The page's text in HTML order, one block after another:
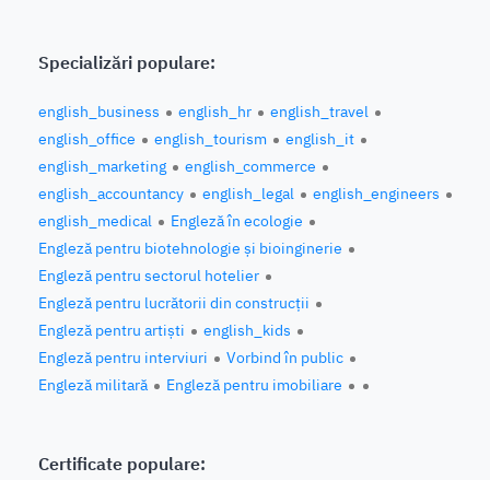
Specializări populare:
english_business english_hr
english_travel
english_office
english_tourism
english_it
english_marketing
english_commerce
english_accountancy
english_legal
english_engineers
english_medical
Engleză în ecologie
Engleză pentru biotehnologie și bioinginerie
Engleză pentru sectorul hotelier
Engleză pentru lucrătorii din construcții
Engleză pentru artiști
english_kids
Engleză pentru interviuri
Vorbind în public
Engleză militară
Engleză pentru imobiliare
Certificate populare: